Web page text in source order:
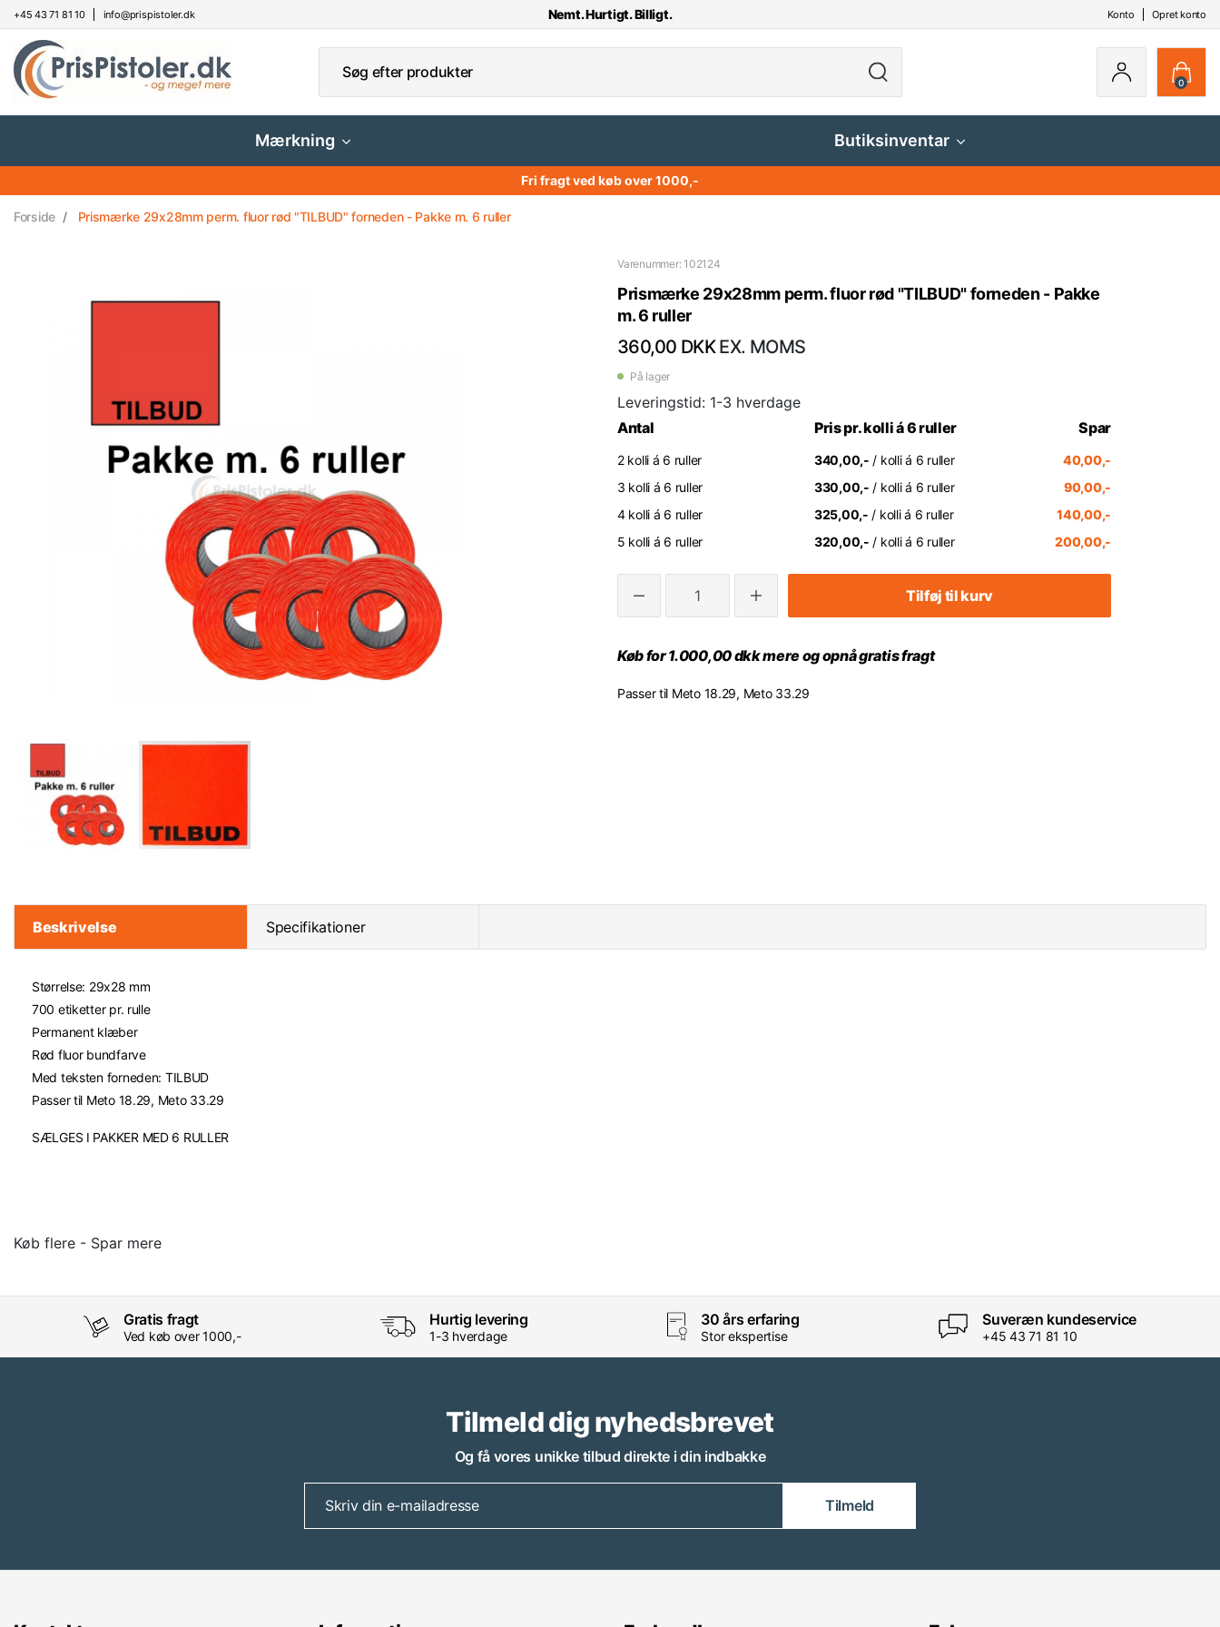
+45 43 71 81 10 info@prispistoler.dk Nemt. Hurtigt. Billigt. Konto Opret konto
0
Mærkning Butiksinventar
Fri fragt ved køb over 1000,-
Forside Prismærke 29x28mm perm. fluor rød "TILBUD" forneden - Pakke m. 6 ruller
Varenummer: 102124
Prismærke 29x28mm perm. fluor rød "TILBUD" forneden - Pakke
m. 6 ruller
360,00 DKK EX. MOMS
På lager
Leveringstid: 1-3 hverdage
Antal
Pris pr. kolli á 6 ruller Spar
2 kolli á 6 ruller 340,00,- / kolli á 6 ruller
40,00,-
3 kolli á 6 ruller
330,00,- / kolli á 6 ruller
90,00,-
4 kolli á 6 ruller
325,00,- / kolli á 6 ruller
140,00,-
5 kolli á 6 ruller
320,00,- / kolli á 6 ruller 200,00,-
Tilføj til kurv
Køb for 1.000,00 dkk mere og opnå gratis fragt
Passer til Meto 18.29, Meto 33.29
Beskrivelse Specifikationer
Størrelse: 29x28 mm
700 etiketter pr. rulle
Permanent klæber
Rød fluor bundfarve
Med teksten forneden: TILBUD
Passer til Meto 18.29, Meto 33.29
SÆLGES I PAKKER MED 6 RULLER
Køb flere - Spar mere
Gratis fragt
Ved køb over 1000,-
Hurtig levering
1-3 hverdage
30 års erfaring
Stor ekspertise
Suveræn kundeservice
+45 43 71 81 10
Tilmeld dig nyhedsbrevet
Og få vores unikke tilbud direkte i din indbakke
Tilmeld